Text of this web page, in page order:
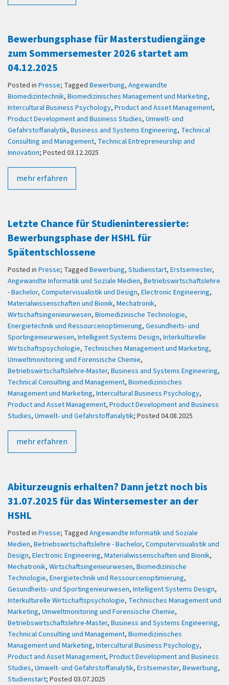
Bewerbungsphase für Masterstudiengänge
zum Sommersemester 2026 startet am
04.12.2025
Posted in Presse; Tagged Bewerbung, Angewandte
Biomedizintechnik, Biomedizinisches Management und Marketing,
Intercultural Business Psychology, Product and Asset Management,
Product Development and Business Studies, Umwelt- und
Gefahrstoffanalytik, Business and Systems Engineering, Technical
Consulting and Management, Technical Entrepreneurship and
Innovation; Posted 03.12.2025
mehr erfahren
Letzte Chance für Studieninteressierte:
Bewerbungsphase der HSHL für
Spätentschlossene
Posted in Presse; Tagged Bewerbung, Studienstart, Erstsemester,
Angewandte Informatik und Soziale Medien, Betriebswirtschaftslehre
- Bachelor, Computervisualistik und Design, Electronic Engineering,
Materialwissenschaften und Bionik, Mechatronik,
Wirtschaftsingenieurwesen, Biomedizinische Technologie,
Energietechnik und Ressourcenoptimierung, Gesundheits- und
Sportingenieurwesen, Intelligent Systems Design, Interkulturelle
Wirtschaftspsychologie, Technisches Management und Marketing,
Umweltmonitoring und Forensische Chemie,
Betriebswirtschaftslehre-Master, Business and Systems Engineering,
Technical Consulting and Management, Biomedizinisches
Management und Marketing, Intercultural Business Psychology,
Product and Asset Management, Product Development and Business
Studies, Umwelt- und Gefahrstoffanalytik; Posted 04.08.2025
mehr erfahren
Abiturzeugnis erhalten? Dann jetzt noch bis
31.07.2025 für das Wintersemester an der
HSHL
Posted in Presse; Tagged Angewandte Informatik und Soziale
Medien, Betriebswirtschaftslehre - Bachelor, Computervisualistik und
Design, Electronic Engineering, Materialwissenschaften und Bionik,
Mechatronik, Wirtschaftsingenieurwesen, Biomedizinische
Technologie, Energietechnik und Ressourcenoptimierung,
Gesundheits- und Sportingenieurwesen, Intelligent Systems Design,
Interkulturelle Wirtschaftspsychologie, Technisches Management und
Marketing, Umweltmonitoring und Forensische Chemie,
Betriebswirtschaftslehre-Master, Business and Systems Engineering,
Technical Consulting und Management, Biomedizinisches
Management und Marketing, Intercultural Business Psychology,
Product and Asset Management, Product Development and Business
Studies, Umwelt- und Gefahrstoffanalytik, Erstsemester, Bewerbung,
Studienstart; Posted 03.07.2025